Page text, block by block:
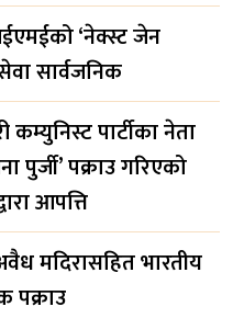
‘नेक्स्ट जेन
सार्वजनिक
कम्युनिस्ट पार्टीका नेता
पुर्जी’ पक्राउ गरिएको
आपत्ति
मदिरासहित भारतीय
पक्राउ